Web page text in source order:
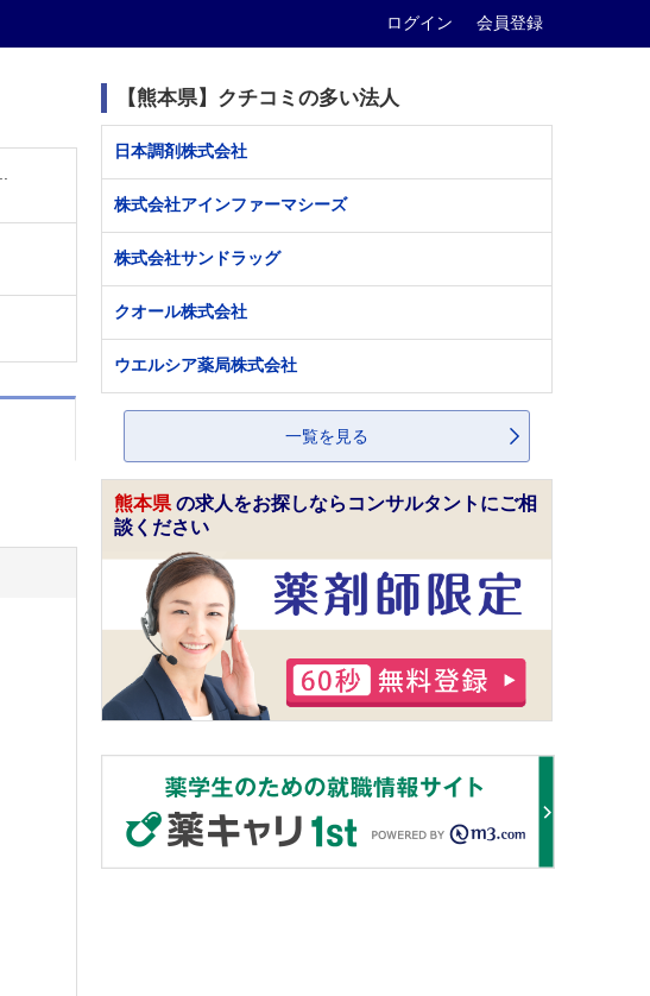
ログイン 会員登録
【熊本県】クチコミの多い法人
日本調剤株式会社
株式会社アインファーマシーズ
株式会社サンドラッグ
クオール株式会社
ウエルシア薬局株式会社
一覧を見る
熊本県 の求人をお探しならコンサルタントにご相
談ください